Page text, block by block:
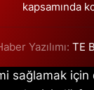
kapsamında
Yazılımı: TE
sağlamak için